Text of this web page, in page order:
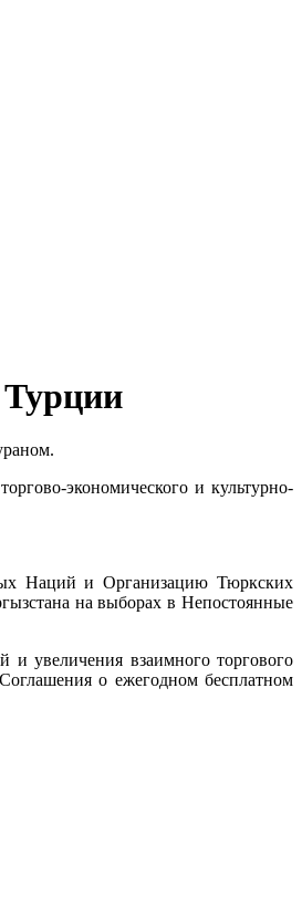
Турции
экономического и культурно-
Наций и Организацию Тюркских
на выборах в Непостоянные
и увеличения взаимного торгового
о ежегодном бесплатном